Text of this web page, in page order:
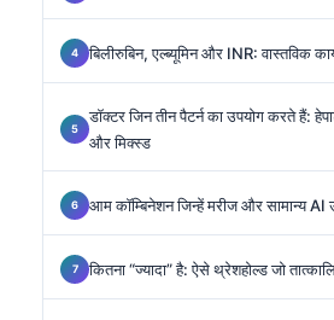
बिलीरुबिन, एल्ब्यूमिन और INR: वास्तविक
डॉक्टर जिन तीन पैटर्न का उपयोग करते हैं:
और मिक्स्ड
आम कॉम्बिनेशन जिन्हें मरीज और सामान्य
कितना “ज्यादा” है: ऐसे थ्रेशहोल्ड जो